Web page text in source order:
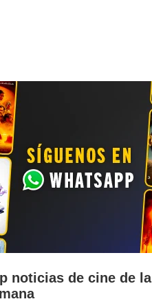
noticias de cine de la